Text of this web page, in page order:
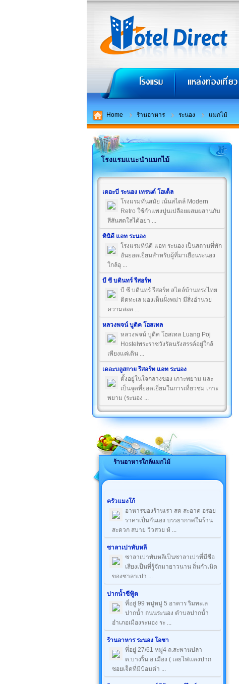
Home ร้านอาหาร ระนอง แมกไม้
โรงแรมแนะนำแมกไม้
เดอะบี ระนอง เทรนด์ โฮเต็ล
โรงแรมทันสมัย เน้นสไตล์ Modern
Retro ใช้กำแพงปูนเปลือยผสมผสานกับ
สีสันสดใสได้อย่า ...
ทินิดี แอท ระนอง
โรงแรมทินิดี แอท ระนอง เป็นสถานที่พัก
อันยอดเยี่ยมสำหรับผู้ที่มาเยือนระนอง
ใกล้อุ ...
บี ซี บดินทร์ รีสอร์ท
บี ซี บดินทร์ รีสอร์ท สไตล์บ้านทรงไทย
ติดทะเล มองเห็นฝั่งพม่า มีสิ่งอำนวย
ความสะด ...
หลวงพจน์ บูติค โฮสเทล
หลวงพจน์ บูติค โฮสเทล Luang Poj
Hostelพระราชวังรัตนรังสรรค์อยู่ใกล้
เพียงแค่เดิน ...
เดอะบลูสกาย รีสอร์ท แอท ระนอง
ตั้งอยู่ในใจกลางของ เกาะพยาม และ
เป็นจุดที่ยอดเยี่ยมในการเที่ยวชม เกาะ
พยาม (ระนอง ...
ร้านอาหารใกล้แมกไม้
ครัวแมงโก้
อาหารของร้านเรา สด สะอาด อร่อย
ราคาเป็นกันเอง บรรยากาศในร้าน
สะดวก สบาย วิวสวย ห้ ...
ซาลาเปาทับหลี
ซาลาเปาทับหลีเป็นซาลาเปาที่มีชื่อ
เสียงเป็นที่รู้จักมายาวนาน ถิ่นกำเนิด
ของซาลาเปา ...
ปากน้ำซีฟู้ด
ที่อยู่ 99 หมู่หมู่ 5 อาคาร ริมทะเล
ปากน้ำ ถนนระนอง ตำบลปากน้ำ
อำเภอเมืองระนอง ระ ...
ร้านอาหาร ระนอง โอชา
ที่อยู่ 27/61 หมู่4 ถ.สะพานปลา
ต.บางริ้น อ.เมือง ( เลยไฟแดงปาก
ซอยเจ็ดที่มีป้อมตำ ...